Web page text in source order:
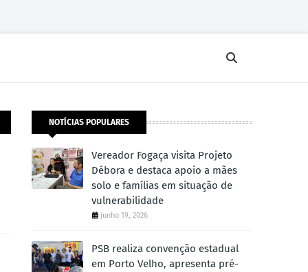
NOTÍCIAS POPULARES
Vereador Fogaça visita Projeto
Débora e destaca apoio a mães
solo e famílias em situação de
vulnerabilidade
junho 19, 2026
PSB realiza convenção estadual
em Porto Velho, apresenta pré-